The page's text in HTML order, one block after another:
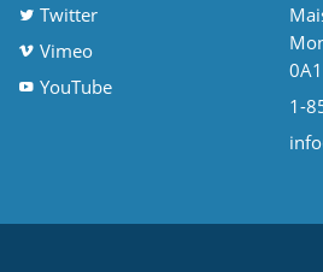
Twitter
Vimeo
YouTube
0A1
1-